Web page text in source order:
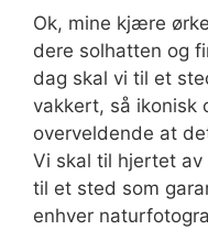
Ok, mine kjære
dere solhatten og
dag skal vi til et
vakkert, så ikonisk
overveldende at
Vi skal til hjertet
til et sted som
enhver